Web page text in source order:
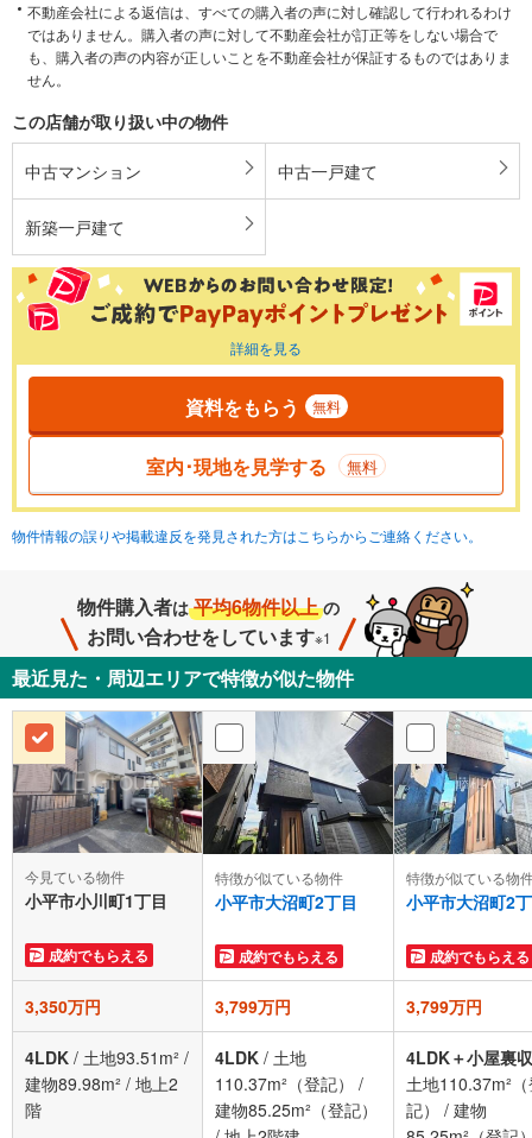
不動産会社による返信は、すべての購入者の声に対し確認して行われるわけ
ではありません。購入者の声に対して不動産会社が訂正等をしない場合で
も、購入者の声の内容が正しいことを不動産会社が保証するものではありま
せん。
この店舗が取り扱い中の物件
中古マンション 中古一戸建て
新築一戸建て
詳細を見る
資料をもらう 無料
室内･現地を見学する 無料
物件情報の誤りや掲載違反を発見された方はこちらからご連絡ください。
物件購入者は 平均6物件以上 の
お問い合わせをしています※1
最近見た・周辺エリアで特徴が似た物件
今見ている物件
小平市小川町1丁目
成約でもらえる
特徴が似ている物件
小平市大沼町2丁目
成約でもらえる
特徴が似ている物
小平市大沼町2
成約でもらえる
3,350万円 3,799万円 3,799万円
4LDK / 土地93.51m² /
建物89.98m² / 地上2
階
4LDK / 土地
110.37m²（登記）
/
建物85.25m²（登記）
4LDK＋小屋裏
土地110.37m²
記）
/ 建物